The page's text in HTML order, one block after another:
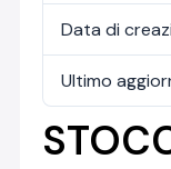
Data di
Ultimo